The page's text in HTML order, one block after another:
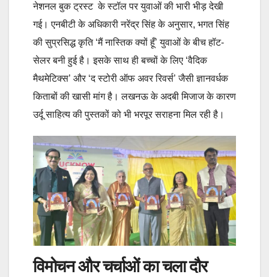
नेशनल बुक ट्रस्ट के स्टॉल पर युवाओं की भारी भीड़ देखी
गई। एनबीटी के अधिकारी नरेंद्र सिंह के अनुसार, भगत सिंह
की सुप्रसिद्ध कृति ‘मैं नास्तिक क्यों हूँ’ युवाओं के बीच हॉट-
सेलर बनी हुई है। इसके साथ ही बच्चों के लिए ‘वैदिक
मैथमेटिक्स’ और ‘द स्टोरी ऑफ अवर रिवर्स’ जैसी ज्ञानवर्धक
किताबों की खासी मांग है। लखनऊ के अदबी मिजाज के कारण
उर्दू साहित्य की पुस्तकों को भी भरपूर सराहना मिल रही है।
विमोचन और चर्चाओं का चला दौर